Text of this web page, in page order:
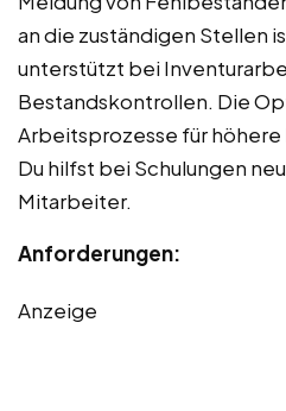
an die zuständigen Stellen
unterstützt bei
Bestandskontrollen. Die
Arbeitsprozesse für
Du hilfst bei Schulungen
Mitarbeiter.
Anforderungen:
Anzeige